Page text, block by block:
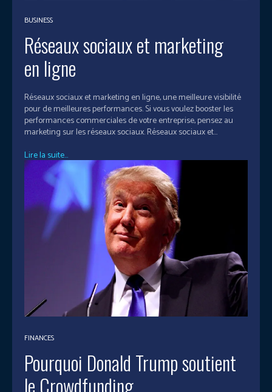
BUSINESS
Réseaux sociaux et marketing
en ligne
Réseaux sociaux et marketing en ligne, une meilleure visibilité
pour de meilleures performances. Si vous voulez booster les
performances commerciales de votre entreprise, pensez au
marketing sur les réseaux sociaux. Réseaux sociaux et...
Lire la suite...
FINANCES
Pourquoi Donald Trump soutient
le Crowdfunding